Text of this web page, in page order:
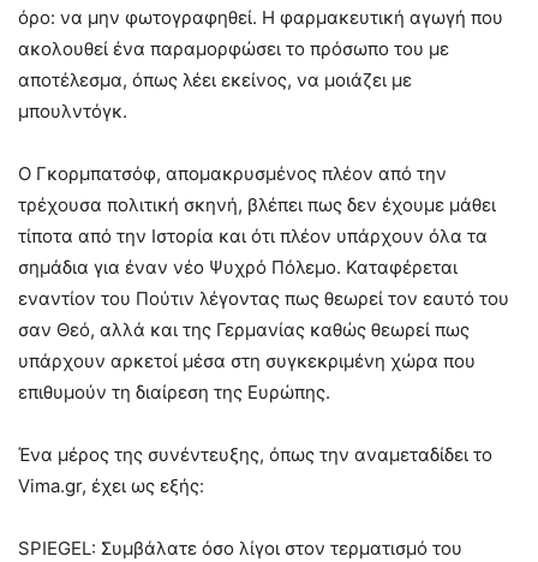
όρο: να μην φωτογραφηθεί. Η φαρμακευτική αγωγή που
ακολουθεί ένα παραμορφώσει το πρόσωπο του με
αποτέλεσμα, όπως λέει εκείνος, να μοιάζει με
μπουλντόγκ.
Ο Γκορμπατσόφ, απομακρυσμένος πλέον από την
τρέχουσα πολιτική σκηνή, βλέπει πως δεν έχουμε μάθει
τίποτα από την Ιστορία και ότι πλέον υπάρχουν όλα τα
σημάδια για έναν νέο Ψυχρό Πόλεμο. Καταφέρεται
εναντίον του Πούτιν λέγοντας πως θεωρεί τον εαυτό του
σαν Θεό, αλλά και της Γερμανίας καθώς θεωρεί πως
υπάρχουν αρκετοί μέσα στη συγκεκριμένη χώρα που
επιθυμούν τη διαίρεση της Ευρώπης.
Ένα μέρος της συνέντευξης, όπως την αναμεταδίδει το
Vima.gr, έχει ως εξής:
SPIEGEL: Συμβάλατε όσο λίγοι στον τερματισμό του